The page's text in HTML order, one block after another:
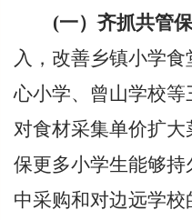
(一）齐抓共管
入，改善乡镇小学
心小学、曾山学校
对食材采集单价扩
保更多小学生能够
中采购和对边远学